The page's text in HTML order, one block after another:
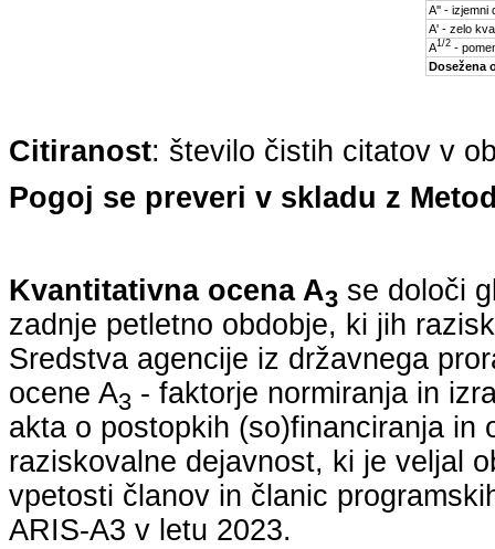
A'' - izjemni
A' - zelo
A1/2-
Dosežena
Citiranost: število čistih citatov v
Pogoj se preveri v skladu z
Kvantitativna ocena A3 se določi
zadnje petletno obdobje, ki jih
Sredstva agencije iz državnega
ocene A3 - faktorje normiranja in
akta o postopkih (so)financiranja in
raziskovalne dejavnost, ki je veljal
vpetosti članov in članic
ARIS-A3 v letu 2023.